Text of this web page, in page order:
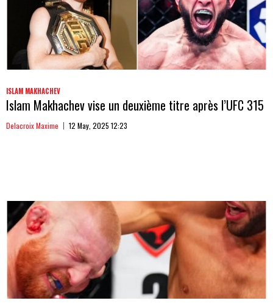
ISLAM MAKHACHEV
Islam Makhachev vise un deuxième titre après l’UFC 315
Delacroix Maxime 12 May, 2025 12:23